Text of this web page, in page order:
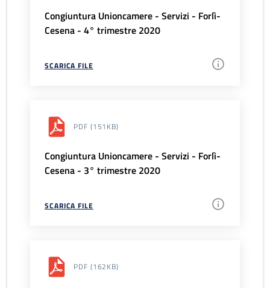
Congiuntura Unioncamere - Servizi - Forlì-
Cesena - 4° trimestre 2020
SCARICA FILE
PDF (151KB)
Congiuntura Unioncamere - Servizi - Forlì-
Cesena - 3° trimestre 2020
SCARICA FILE
PDF (162KB)